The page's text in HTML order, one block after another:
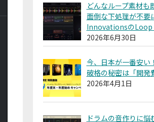
どんなループ素材も
面倒な下処理が不要
InnovationsのLoop
2026年6月30日
今、日本が一番安い
破格の秘密は「開発
2026年4月1日
ドラムの音作りに悩